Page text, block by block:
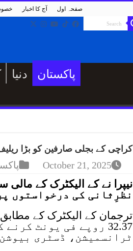
آج کا اخبار صفحہ اول
دنیا
پاکستان
کراچی کے بجلی صارفین کو بڑا
October 21, 2025
نظرِثانی کی درخواستوں
32.37 روپے فی یونٹ
ٹرانسمیشن، ڈسٹری